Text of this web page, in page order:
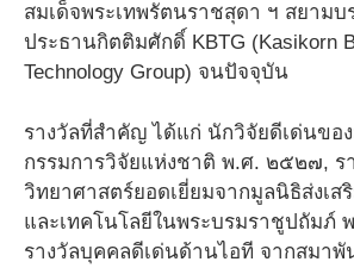
สมเด็จพระเทพรัตนราชสุดา ฯ สยามบ
ประธานกิตติมศักดิ์ KBTG (Kasikorn
Technology Group) จนปัจจุบัน
รางวัลที่สําคัญ ได้แก่ นักวิจัยดีเด่นขอ
กรรมการวิจัยแห่งชาติ พ.ศ. ๒๕๒๗, ร
วิทยาศาสตร์ยอดเยี่ยมจากมูลนิธิส่งเส
และเทคโนโลยีในพระบรมราชูปถัมภ์
รางวัลบุคคลดีเด่นด้านไอที จากสมาพั